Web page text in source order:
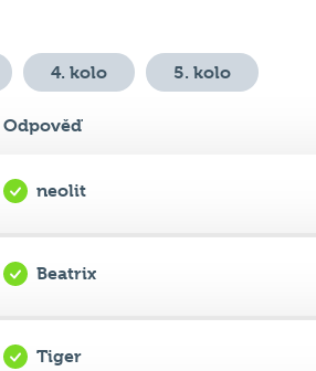
4. kolo 5. kolo
Odpověď
neolit
Beatrix
Tiger